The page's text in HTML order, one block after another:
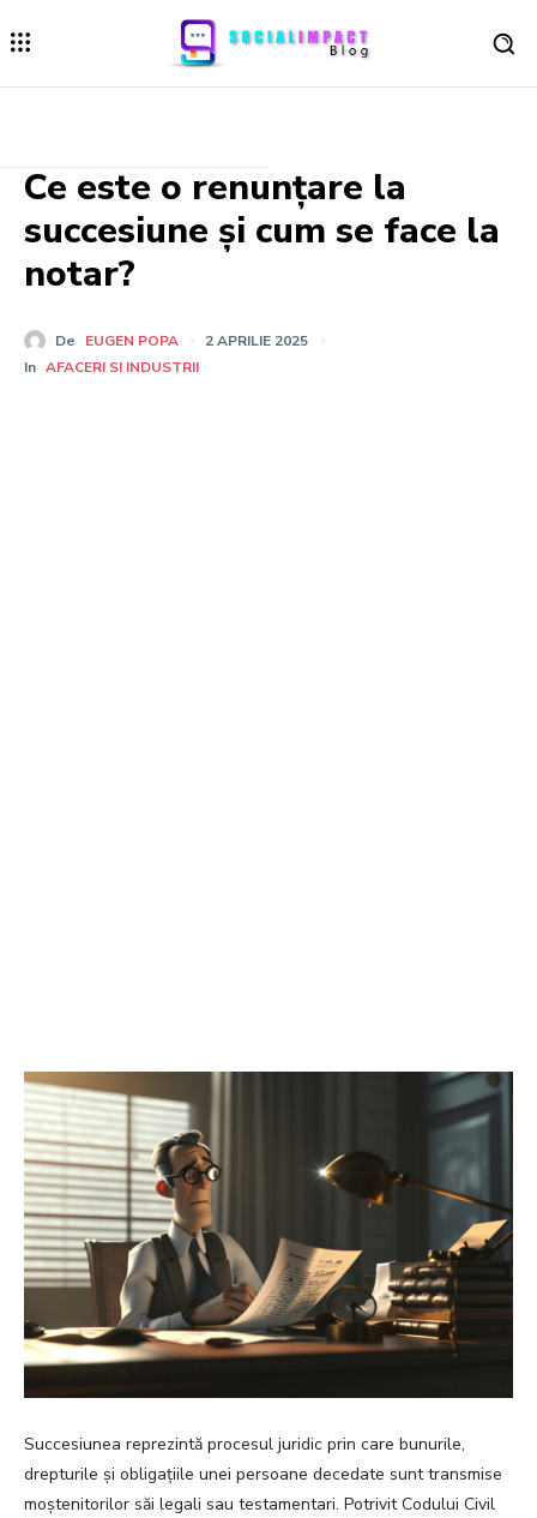
Ce este o renunțare la
succesiune și cum se face la
notar?
De EUGEN POPA
2 APRILIE 2025
In AFACERI SI INDUSTRII
Succesiunea reprezintă procesul juridic prin care bunurile,
drepturile și obligațiile unei persoane decedate sunt transmise
moștenitorilor săi legali sau testamentari. Potrivit Codului Civil